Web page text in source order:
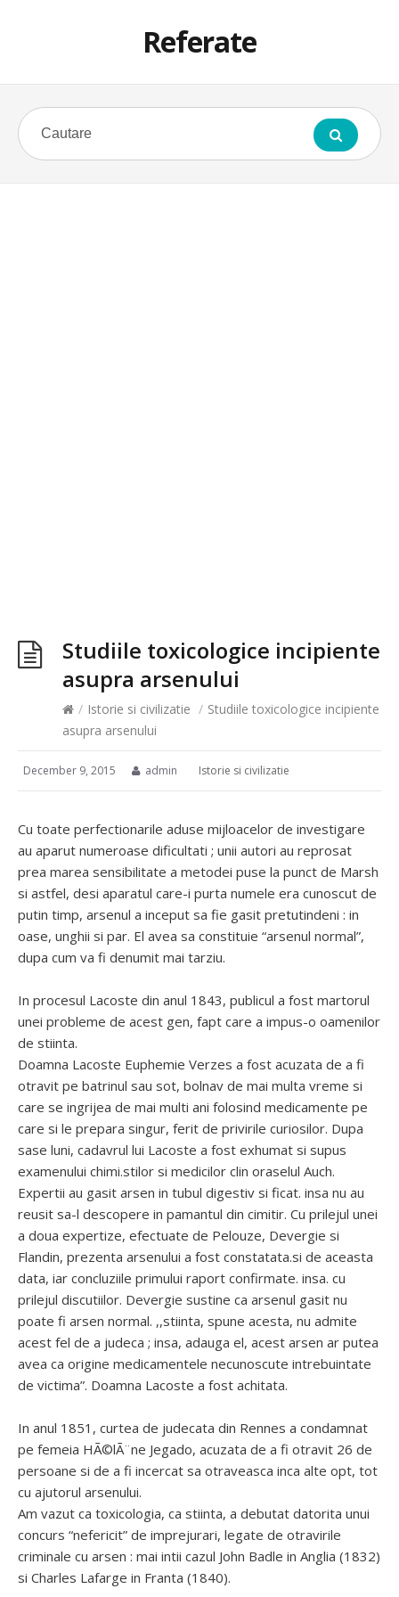
Referate
Studiile toxicologice incipiente
asupra arsenului
/ Istorie si civilizatie / Studiile toxicologice incipiente
asupra arsenului
December 9, 2015 admin Istorie si civilizatie
Cu toate perfectionarile aduse mijloacelor de investigare
au aparut numeroase dificultati ; unii autori au reprosat
prea marea sensibilitate a metodei puse la punct de Marsh
si astfel, desi aparatul care-i purta numele era cunoscut de
putin timp, arsenul a inceput sa fie gasit pretutindeni : in
oase, unghii si par. El avea sa constituie “arsenul normal”,
dupa cum va fi denumit mai tarziu.
In procesul Lacoste din anul 1843, publicul a fost martorul
unei probleme de acest gen, fapt care a impus-o oamenilor
de stiinta.
Doamna Lacoste Euphemie Verzes a fost acuzata de a fi
otravit pe batrinul sau sot, bolnav de mai multa vreme si
care se ingrijea de mai multi ani folosind medicamente pe
care si le prepara singur, ferit de privirile curiosilor. Dupa
sase luni, cadavrul lui Lacoste a fost exhumat si supus
examenului chimi.stilor si medicilor clin oraselul Auch.
Expertii au gasit arsen in tubul digestiv si ficat. insa nu au
reusit sa-l descopere in pamantul din cimitir. Cu prilejul unei
a doua expertize, efectuate de Pelouze, Devergie si
Flandin, prezenta arsenului a fost constatata.si de aceasta
data, iar concluziile primului raport confirmate. insa. cu
prilejul discutiilor. Devergie sustine ca arsenul gasit nu
poate fi arsen normal. ,,stiinta, spune acesta, nu admite
acest fel de a judeca ; insa, adauga el, acest arsen ar putea
avea ca origine medicamentele necunoscute intrebuintate
de victima”. Doamna Lacoste a fost achitata.
In anul 1851, curtea de judecata din Rennes a condamnat
pe femeia HÃ©lÃ¨ne Jegado, acuzata de a fi otravit 26 de
persoane si de a fi incercat sa otraveasca inca alte opt, tot
cu ajutorul arsenului.
Am vazut ca toxicologia, ca stiinta, a debutat datorita unui
concurs “nefericit” de imprejurari, legate de otravirile
criminale cu arsen : mai intii cazul John Badle in Anglia (1832)
si Charles Lafarge in Franta (1840).